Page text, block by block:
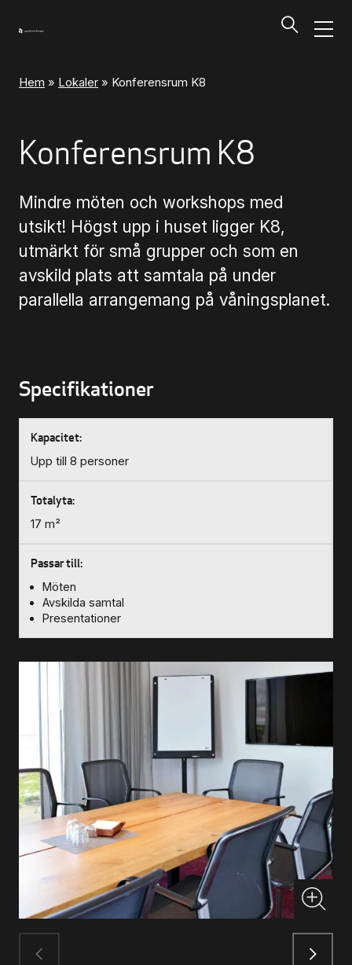
Program och biljetter
Program och biljetter
Kalendarium
Aktuella biljettsläpp
Biljettinformation
Program och biljetter
Biljettinformation
Att köpa biljett
Köp- & leveransvillkor
Hem » Lokaler » Konferensrum K8
Konferensrum K8
Mindre möten och workshops med
utsikt! Högst upp i huset ligger K8,
utmärkt för små grupper och som en
avskild plats att samtala på under
parallella arrangemang på våningsplanet.
Specifikationer
Upp till 8 personer
17 m²
Möten
Avskilda samtal
Presentationer